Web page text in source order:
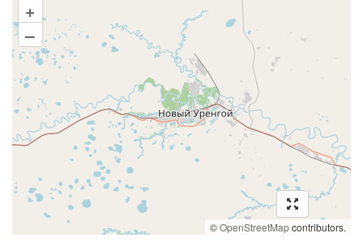
+
–
©OpenStreetMapcontributors.